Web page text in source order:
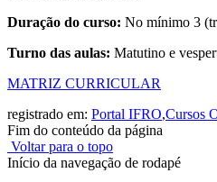
Duração do curso: No mínimo 3
Turno das aulas: Matutino e
MATRIZ CURRICULAR
registrado em: Portal IFRO,Cursos
Fim do conteúdo da página
Voltar para o topo
Início da navegação de rodapé